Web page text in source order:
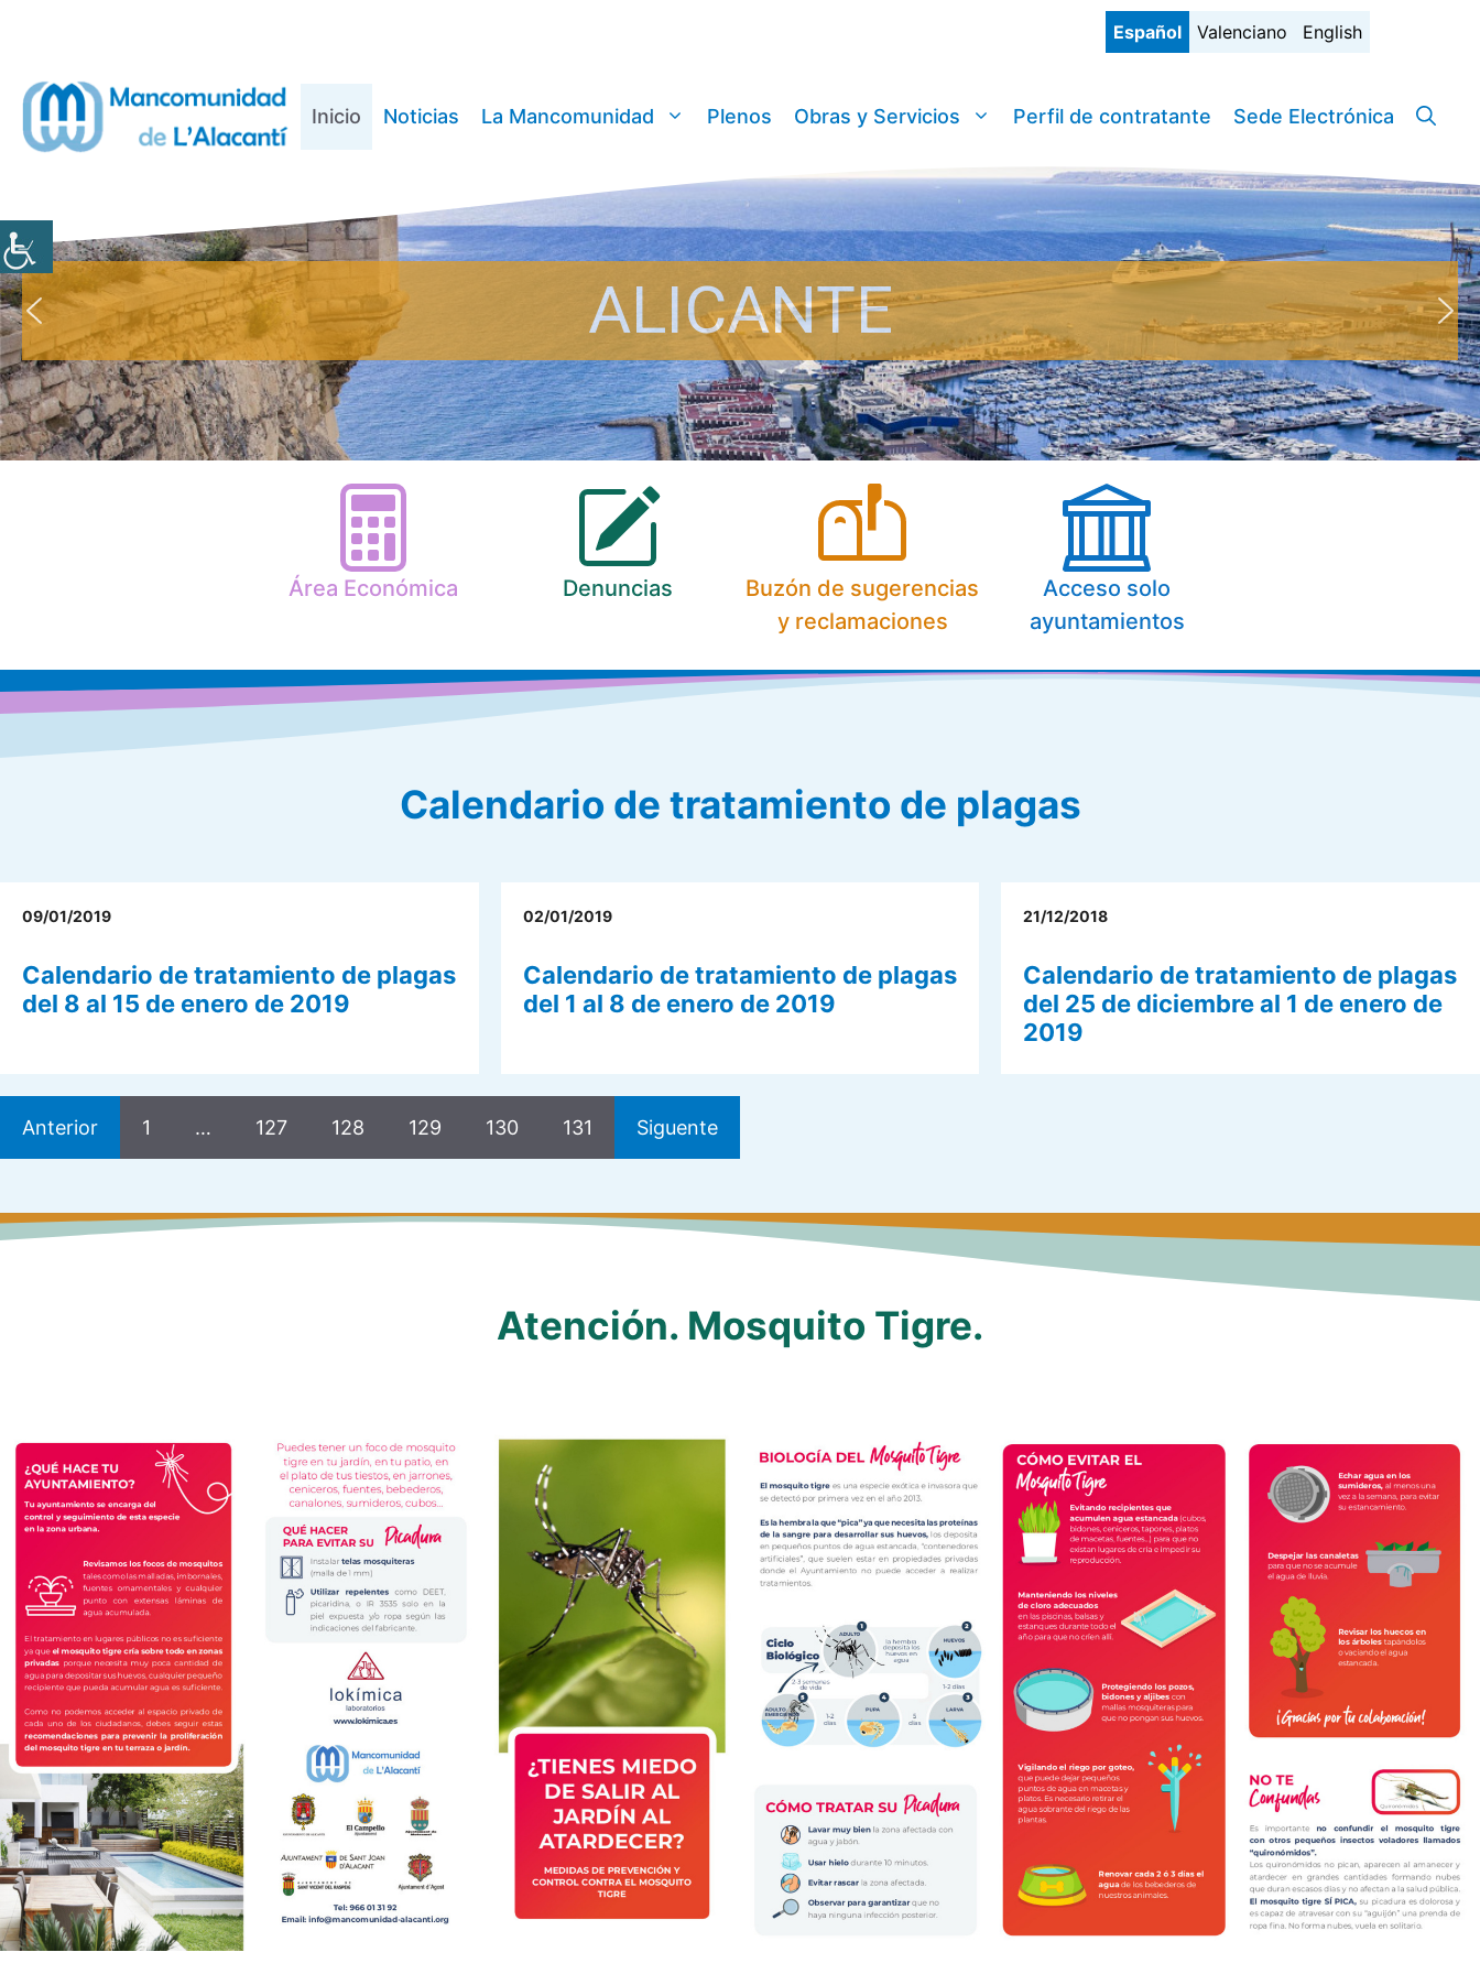
Español Valenciano English
Inicio Noticias La Mancomunidad Plenos Obras y Servicios Perfil de contratante Sede Electrónica
ALICANTE
Área Económica Denuncias
Buzón de sugerencias
y reclamaciones
Acceso solo
ayuntamientos
Calendario de tratamiento de plagas
09/01/2019
Calendario de tratamiento de plagas
del 8 al 15 de enero de 2019
02/01/2019
Calendario de tratamiento de plagas
del 1 al 8 de enero de 2019
21/12/2018
Calendario de tratamiento de plagas
del 25 de diciembre al 1 de enero de
2019
Anterior 1 … 127 128 129 130 131 Siguente
Atención. Mosquito Tigre.